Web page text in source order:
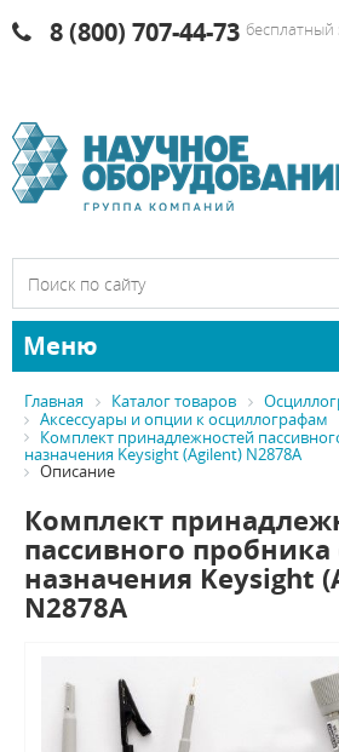
8 (800) 707-44-73 бесплатный
Меню
Главная Каталог товаров
Аксессуары и опции к осциллографам
Комплект принадлежностей
назначения Keysight (Agilent) N2878A
Описание
Комплект
пассивного
назначения Keysight
N2878A